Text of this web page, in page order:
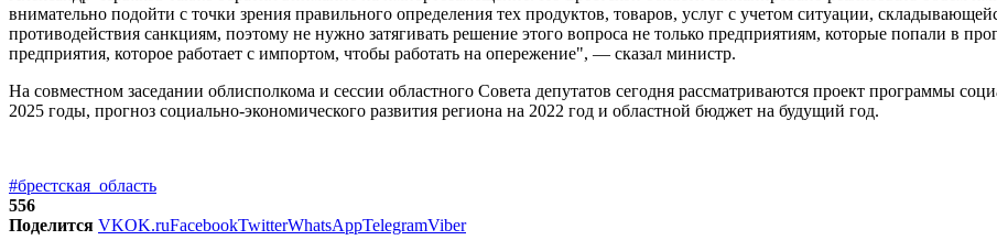
внимательно подойти с точки зрения правильного определения тех продуктов, товаров, услуг с учетом ситуации,
противодействия санкциям, поэтому не нужно затягивать решение этого вопроса не только предприятиям, которые попали в
предприятия, которое работает с импортом, чтобы работать на опережение", — сказал министр.
На совместном заседании облисполкома и сессии областного Совета депутатов сегодня рассматриваются проект программы
2025 годы, прогноз социально-экономического развития региона на 2022 год и областной бюджет на будущий год.
#брестская_область
556
Поделится VKOK.ruFacebookTwitterWhatsAppTelegramViber